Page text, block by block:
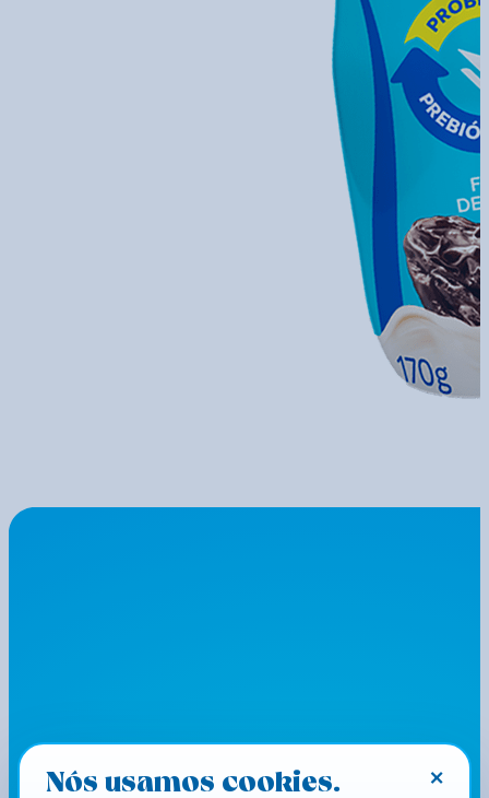
×
Nós usamos cookies.